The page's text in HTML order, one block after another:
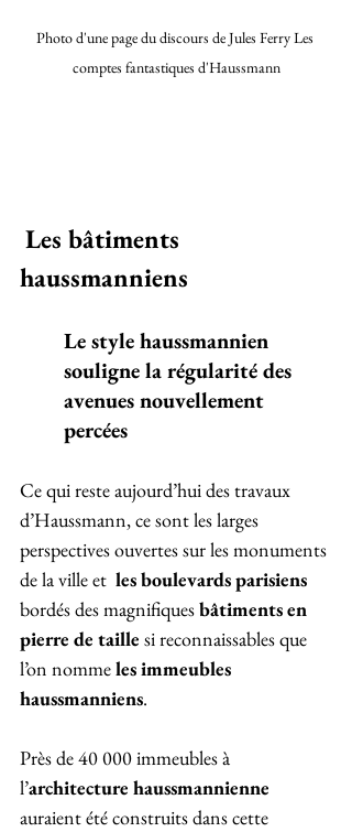
Photo d'une page du discours de Jules Ferry Les
comptes fantastiques d'Haussmann
Les bâtiments
haussmanniens
Le style haussmannien
souligne la régularité des
avenues nouvellement
percées
Ce qui reste aujourd’hui des travaux
d’Haussmann, ce sont les larges
perspectives ouvertes sur les monuments
de la ville et les boulevards parisiens
bordés des magnifiques bâtiments en
pierre de taille si reconnaissables que
l’on nomme les immeubles
haussmanniens.
Près de 40 000 immeubles à
l’architecture haussmannienne
auraient été construits dans cette